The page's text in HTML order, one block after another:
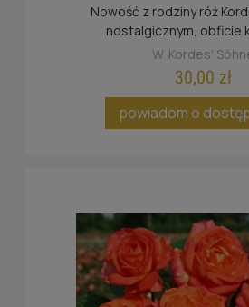
Nowość z rodziny róż
nostalgicznym, obficie
W. Kordes'
30,00 zł
powiadom o